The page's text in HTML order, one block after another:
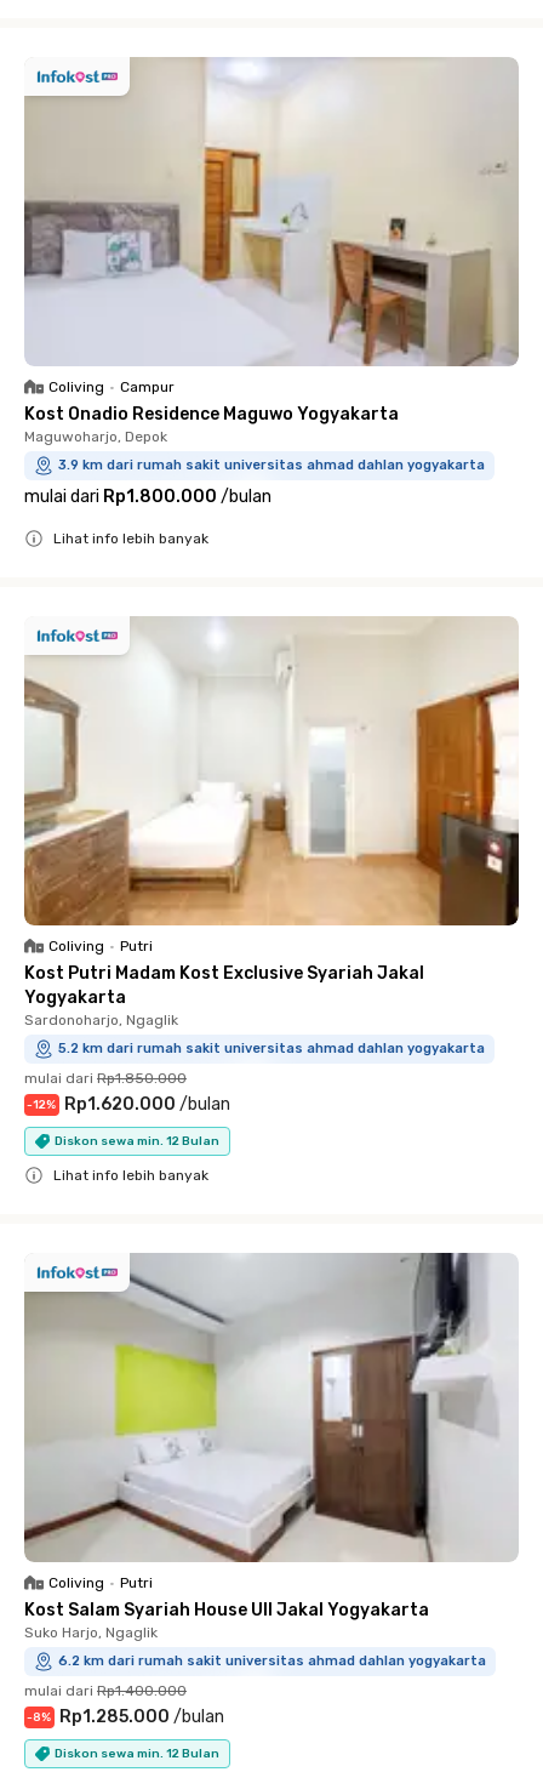
Coliving • Campur
Kost Onadio Residence Maguwo Yogyakarta
Maguwoharjo, Depok
3.9 km dari rumah sakit universitas ahmad dahlan yogyakarta
mulai dari Rp1.800.000 /bulan
Lihat info lebih banyak
Coliving • Putri
Kost Putri Madam Kost Exclusive Syariah Jakal
Yogyakarta
Sardonoharjo, Ngaglik
5.2 km dari rumah sakit universitas ahmad dahlan yogyakarta
mulai dari Rp1.850.000
-12% Rp1.620.000 /bulan
Diskon sewa min. 12 Bulan
Lihat info lebih banyak
Coliving • Putri
Kost Salam Syariah House UII Jakal Yogyakarta
Suko Harjo, Ngaglik
6.2 km dari rumah sakit universitas ahmad dahlan yogyakarta
mulai dari Rp1.400.000
-8% Rp1.285.000 /bulan
Diskon sewa min. 12 Bulan